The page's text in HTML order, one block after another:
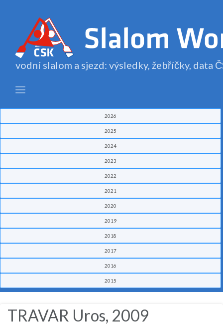
vodní slalom a sjezd: výsledky, žebříčky, data
2026
2025
2024
2023
2022
2021
2020
2019
2018
2017
2016
2015
TRAVAR Uros, 2009